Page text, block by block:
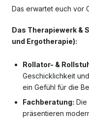
Das erwartet euch vor
Das Therapiewerk &
und Ergotherapie):
Rollator- &
Geschicklichkeit
ein Gefühl für die
Fachberatung: Die
präsentieren